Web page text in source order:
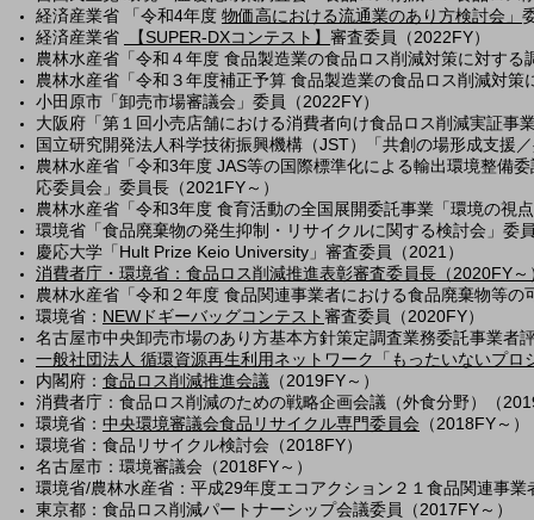
経済産業省 「令和4年度 物価高における流通業のあり方検討会」
経済産業省
【SUPER-DXコンテスト】 審査委員（2022FY）
農林水産省「令和４年度 食品製造業の食品ロス削減対策に対す
農林水産省「令和３年度補正予算 食品製造業の食品ロス削減対
小田原市「卸売市場審議会」委員（2022FY）
大阪府「第１回小売店舗における消費者向け食品ロス削減実証
国立研究開発法人科学技術振興機構（JST）「共創の場形成支援
農林水産省「令和3年度 JAS等の国際標準化による輸出環境整備
応委員会」委員長（2021FY～）
農林水産省「令和3年度 食育活動の全国展開委託事業「環境の視
環境省「食品廃棄物の発生抑制・リサイクルに関する検討会」委
慶応大学「Hult Prize Keio University」審査委員（2021 ）
消費者庁・環境省：食品ロス削減推進表彰審査委員長（2020FY～
農林水産省「令和２年度 食品関連事業者における食品廃棄物等
環境省： NEWドギーバッグコンテスト審査委員（2020FY）
名古屋市中央卸売市場のあり方基本方針策定調査業務委託事業者
一般社団法人 循環資源再生利用ネットワーク「 もったいないプロ
内閣府： 食品ロス削減推進会議 （2019FY～）
消費者庁：食品ロス削減のための戦略企画会議（外食分野）（
環境省： 中央環境審議会食品リサイクル専門委員会 （2018FY～）
環境省：食品リサイクル検討会（2018FY）
名古屋市：環境審議会（2018FY～）
環境省/農林水産省：平成29年度エコアクション２１食品関連事
東京都：食品ロス削減パートナーシップ会議委員（2017FY～）